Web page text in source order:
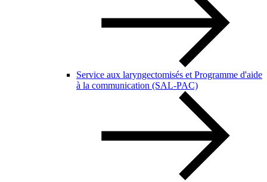
Service aux laryngectomisés et Programme d'aide
à la communication (SAL-PAC)